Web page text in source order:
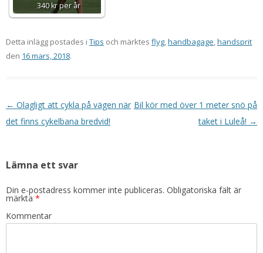
340 kr per år
Detta inlägg postades i Tips och märktes flyg,handbagage,handsprit
den 16 mars, 2018.
Inläggsnavigering
← Olagligt att cykla på vägen när
det finns cykelbana bredvid!
Bil kör med över 1 meter snö på
taket i Luleå! →
Lämna ett svar
Din e-postadress kommer inte publiceras. Obligatoriska fält är
märkta *
Kommentar